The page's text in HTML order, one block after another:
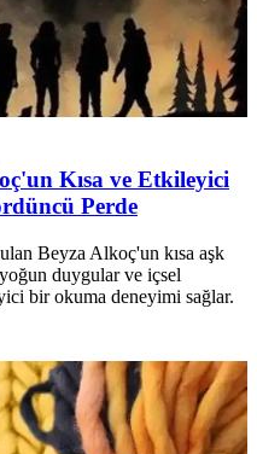
Kısa ve Etkileyici
Perde
Beyza Alkoç'un kısa aşk
duygular ve içsel
bir okuma deneyimi sağlar.